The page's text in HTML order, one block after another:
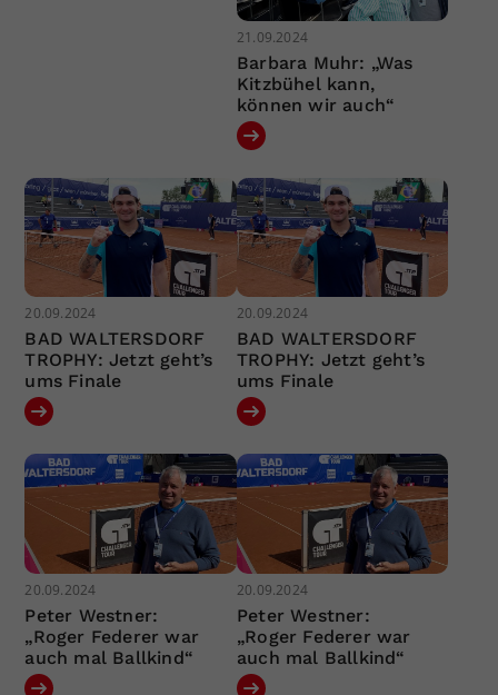
21.09.2024
Barbara Muhr: „Was
Kitzbühel kann,
können wir auch“
20.09.2024
BAD WALTERSDORF
TROPHY: Jetzt geht’s
ums Finale
20.09.2024
BAD WALTERSDORF
TROPHY: Jetzt geht’s
ums Finale
20.09.2024
Peter Westner:
„Roger Federer war
auch mal Ballkind“
20.09.2024
Peter Westner:
„Roger Federer war
auch mal Ballkind“